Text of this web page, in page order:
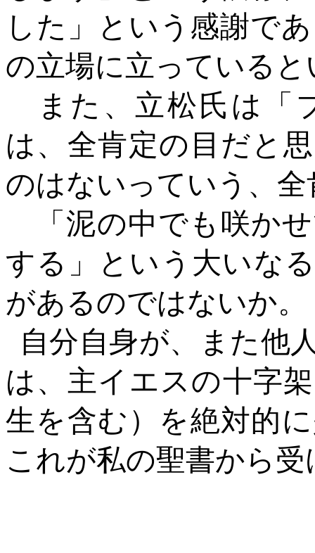
した」という感謝で
の立場に立っていると
また、立松氏は「
は、全肯定の目だと
のはないっていう、
「泥の中でも咲か
する」という大いな
があるのではないか。
自分自身が、また他
は、主イエスの十字
生を含む）を絶対的
これが私の聖書から